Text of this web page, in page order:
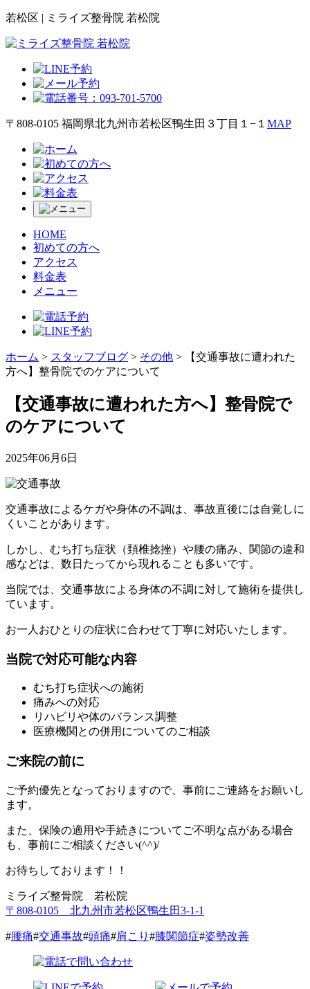
若松区 | ミライズ整骨院 若松院
〒808-0105 福岡県北九州市若松区鴨生田３丁目１−１ MAP
HOME
初めての方へ
アクセス
料金表
メニュー
ホーム > スタッフブログ > その他 >
【交通事故に遭われた
方へ】整骨院でのケアについて
【交通事故に遭われた方へ】整骨院で
のケアについて
2025年06月6日
交通事故によるケガや身体の不調は、事故直後には自覚しに
くいことがあります。
しかし、むち打ち症状（頚椎捻挫）や腰の痛み、関節の違和
感などは、数日たってから現れることも多いです。
当院では、交通事故による身体の不調に対して施術を提供し
ています。
お一人おひとりの症状に合わせて丁寧に対応いたします。
当院で対応可能な内容
むち打ち症状への施術
痛みへの対応
リハビリや体のバランス調整
医療機関との併用についてのご相談
ご来院の前に
ご予約優先となっておりますので、事前にご連絡をお願いし
ます。
また、保険の適用や手続きについてご不明な点がある場合
も、事前にご相談ください(^^)/
お待ちしております！！
ミライズ整骨院 若松院
〒808-0105 北九州市若松区鴨生田3-1-1
#腰痛#交通事故#頭痛#肩こり #膝関節症#姿勢改善